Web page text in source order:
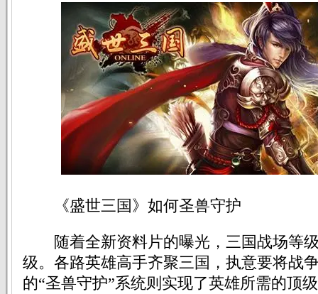
《盛世三国》如何圣兽守护
随着全新资料片的曝光，三国战场等
级。各路英雄高手齐聚三国，执意要将战
的“圣兽守护”系统则实现了英雄所需的顶